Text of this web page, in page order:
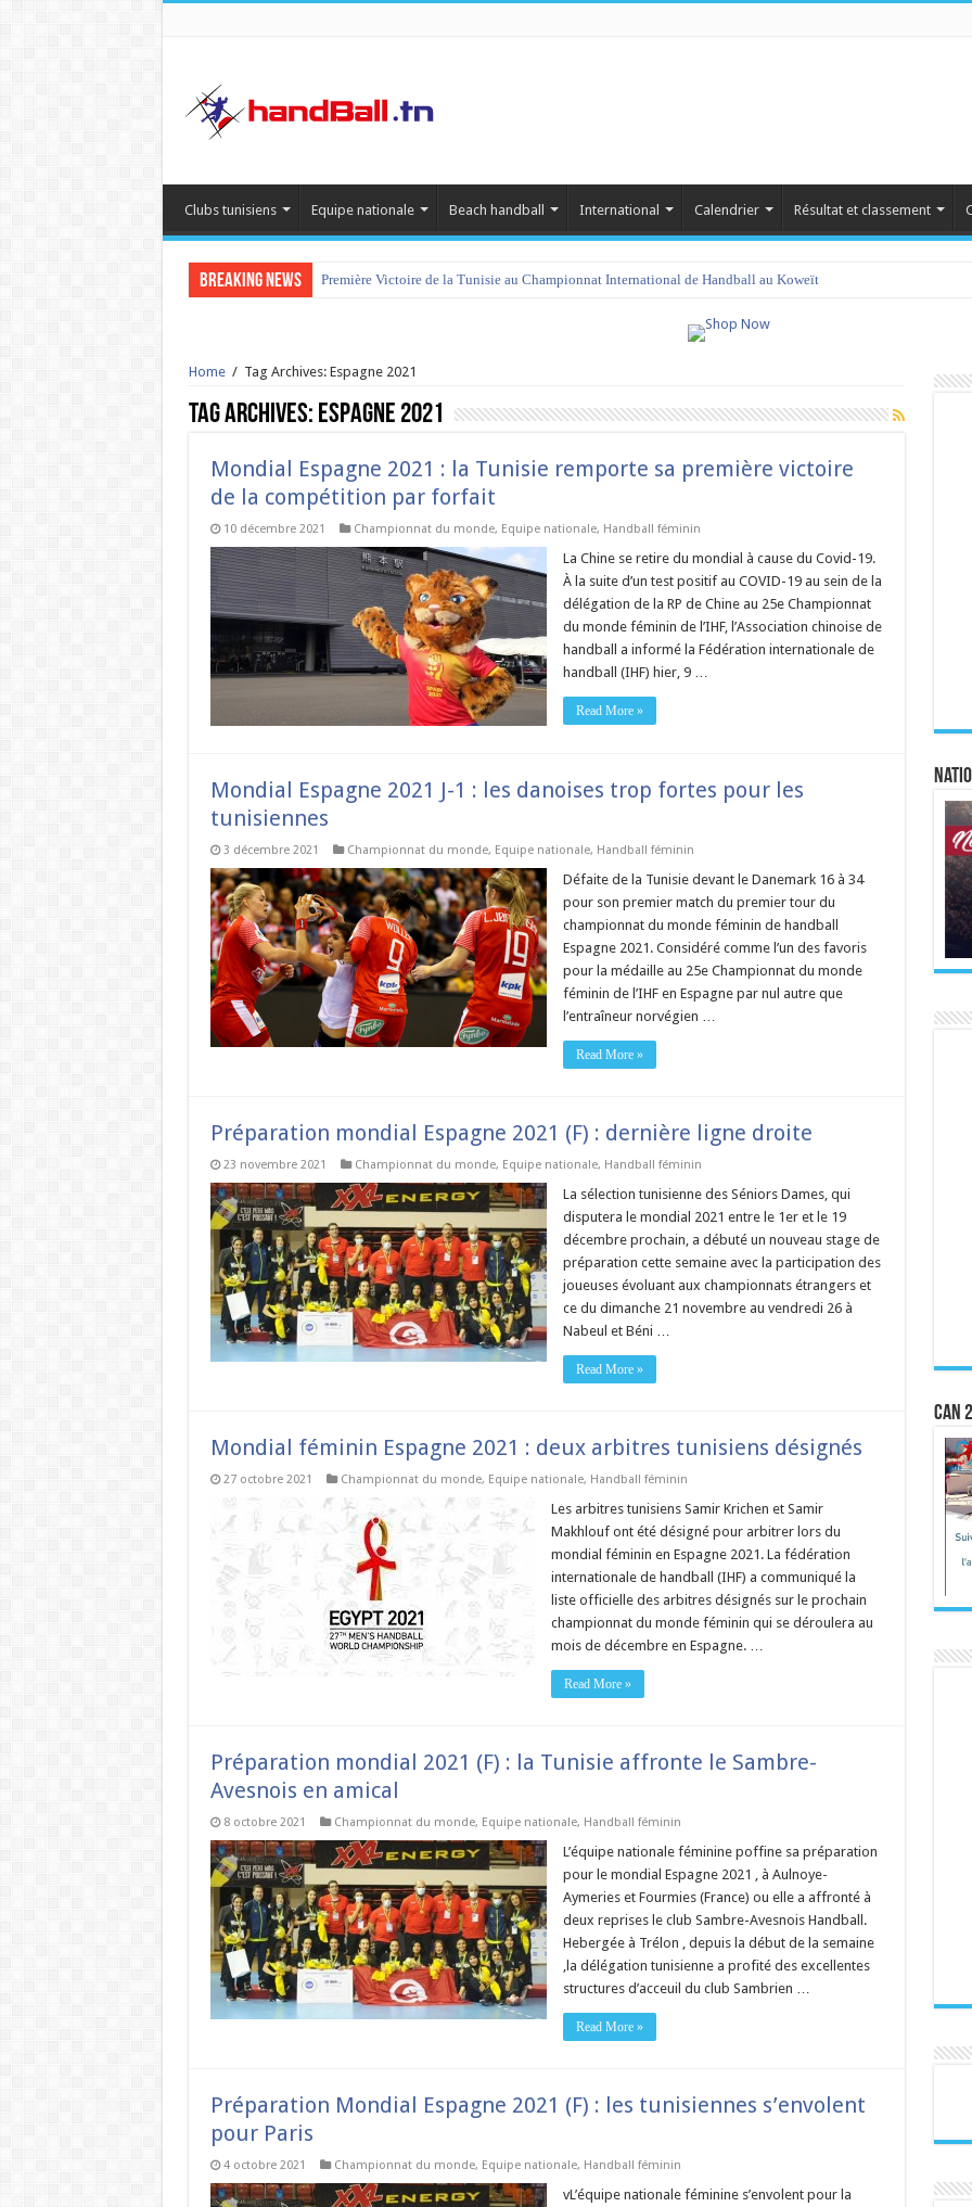
Clubs tunisiens Equipe nationale Beach handball International Calendrier Résultat et classement
Breaking News Première Victoire de la Tunisie au Championnat International de Handball au Koweït
Home / Tag Archives: Espagne 2021
Tag Archives: Espagne 2021
Mondial Espagne 2021 : la Tunisie remporte sa première victoire
de la compétition par forfait
10 décembre 2021 Championnat du monde, Equipe nationale, Handball féminin
La Chine se retire du mondial à cause du Covid-19.
À la suite d’un test positif au COVID-19 au sein de la
délégation de la RP de Chine au 25e Championnat
du monde féminin de l’IHF, l’Association chinoise de
handball a informé la Fédération internationale de
handball (IHF) hier, 9 …
Read More »
Mondial Espagne 2021 J-1 : les danoises trop fortes pour les
tunisiennes
3 décembre 2021 Championnat du monde, Equipe nationale, Handball féminin
Défaite de la Tunisie devant le Danemark 16 à 34
pour son premier match du premier tour du
championnat du monde féminin de handball
Espagne 2021. Considéré comme l’un des favoris
pour la médaille au 25e Championnat du monde
féminin de l’IHF en Espagne par nul autre que
l’entraîneur norvégien …
Read More »
Préparation mondial Espagne 2021 (F) : dernière ligne droite
23 novembre 2021 Championnat du monde, Equipe nationale, Handball féminin
La sélection tunisienne des Séniors Dames, qui
disputera le mondial 2021 entre le 1er et le 19
décembre prochain, a débuté un nouveau stage de
préparation cette semaine avec la participation des
joueuses évoluant aux championnats étrangers et
ce du dimanche 21 novembre au vendredi 26 à
Nabeul et Béni …
Read More »
Mondial féminin Espagne 2021 : deux arbitres tunisiens désignés
27 octobre 2021 Championnat du monde, Equipe nationale, Handball féminin
Les arbitres tunisiens Samir Krichen et Samir
Makhlouf ont été désigné pour arbitrer lors du
mondial féminin en Espagne 2021. La fédération
internationale de handball (IHF) a communiqué la
liste officielle des arbitres désignés sur le prochain
championnat du monde féminin qui se déroulera au
mois de décembre en Espagne. …
Read More »
Préparation mondial 2021 (F) : la Tunisie affronte le Sambre-
Avesnois en amical
8 octobre 2021 Championnat du monde, Equipe nationale, Handball féminin
L’équipe nationale féminine poffine sa préparation
pour le mondial Espagne 2021 , à Aulnoye-
Aymeries et Fourmies (France) ou elle a affronté à
deux reprises le club Sambre-Avesnois Handball.
Hebergée à Trélon , depuis la début de la semaine
,la délégation tunisienne a profité des excellentes
structures d’acceuil du club Sambrien …
Read More »
Préparation Mondial Espagne 2021 (F) : les tunisiennes s’envolent
pour Paris
4 octobre 2021 Championnat du monde, Equipe nationale, Handball féminin
vL’équipe nationale féminine s’envolent pour la
CAN